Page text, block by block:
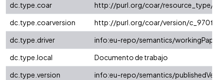
dc.type.coar
http://purl.org/coar/resource_type/
dc.type.coarversion
http://purl.org/coar/version/
dc.type.driver
info:eu-repo/semantics/
dc.type.local
Documento de trabajo
dc.type.version
info:eu-repo/semantics/